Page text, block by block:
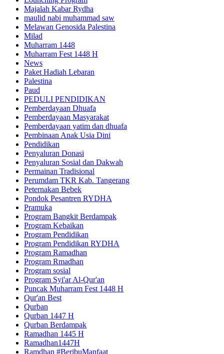
Majalah Kabar Rydha
maulid nabi muhammad saw
Melawan Genosida Palestina
Milad
Muharram 1448
Muharram Fest 1448 H
News
Paket Hadiah Lebaran
Palestina
Paud
PEDULI PENDIDIKAN
Pemberdayaan Dhuafa
Pemberdayaan Masyarakat
Pemberdayaan yatim dan dhuafa
Pembinaan Anak Usia Dini
Pendidikan
Penyaluran Donasi
Penyaluran Sosial dan Dakwah
Permainan Tradisional
Perumdam TKR Kab. Tangerang
Peternakan Bebek
Pondok Pesantren RYDHA
Pramuka
Program Bangkit Berdampak
Program Kebaikan
Program Pendidikan
Program Pendidikan RYDHA
Program Ramadhan
Program Rmadhan
Program sosial
Program Syi'ar Al-Qur'an
Puncak Muharram Fest 1448 H
Qur'an Best
Qurban
Qurban 1447 H
Qurban Berdampak
Ramadhan 1445 H
Ramadhan1447H
Ramdhan #BeribuManfaat